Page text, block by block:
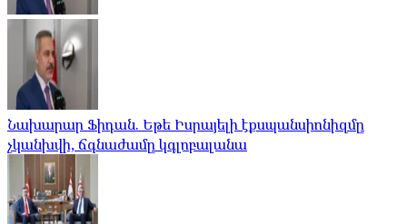
Նախարար Ֆիդան. Եթե Իսրայելի էքսպանսիոնիզմը
չկանխվի, ճգնաժամը կգլոբալանա